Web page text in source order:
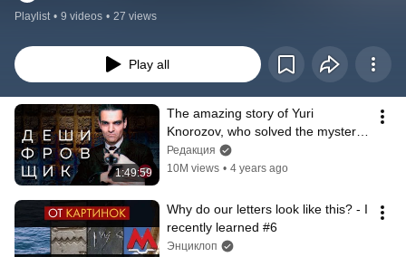
Playlist • 9 videos • 27 views
Play all
1:49:59
The amazing story of Yuri
Knorozov, who solved the mystery
of the Maya civilization /
Redaktsiya
Редакция
10M views • 4 years ago
Why do our letters look like this? - I
recently learned #6
Энциклоп